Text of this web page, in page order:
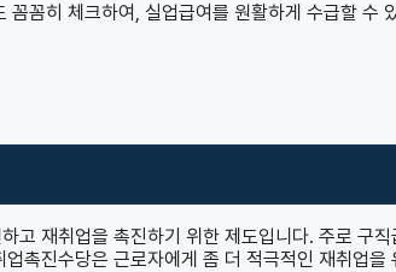
꼼히 체크하여, 실업급여를 원활하게 수급할 수
고 재취업을 촉진하기 위한 제도입니다. 주로 구직
촉진수당은 근로자에게 좀 더 적극적인 재취업을